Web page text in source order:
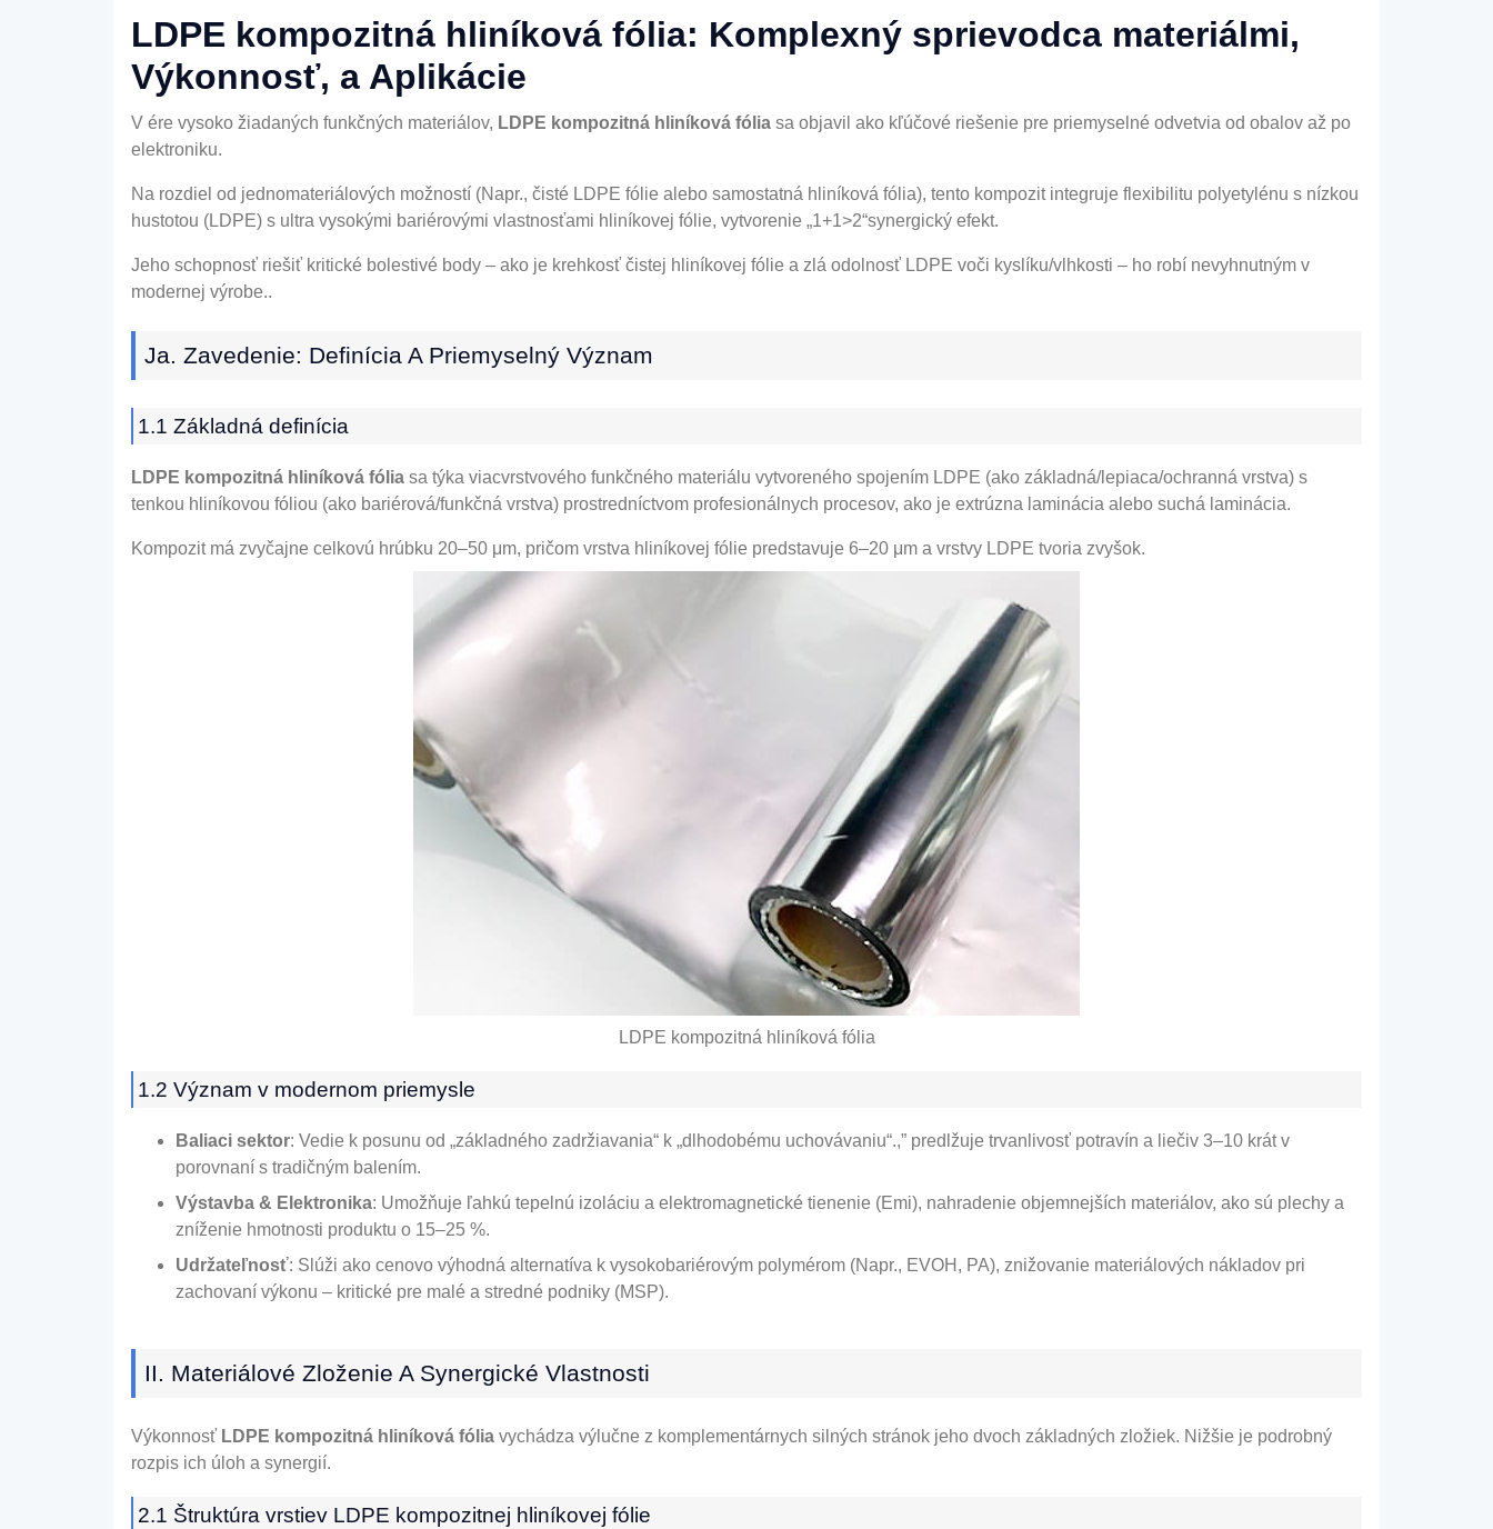
LDPE kompozitná hliníková fólia: Komplexný sprievodca materiálmi,
Výkonnosť, a Aplikácie
V ére vysoko žiadaných funkčných materiálov, LDPE kompozitná hliníková fólia sa objavil ako kľúčové riešenie pre priemyselné odvetvia od obalov až po
elektroniku.
Na rozdiel od jednomateriálových možností (Napr., čisté LDPE fólie alebo samostatná hliníková fólia), tento kompozit integruje flexibilitu polyetylénu s nízkou
hustotou (LDPE) s ultra vysokými bariérovými vlastnosťami hliníkovej fólie, vytvorenie „1+1>2“synergický efekt.
Jeho schopnosť riešiť kritické bolestivé body – ako je krehkosť čistej hliníkovej fólie a zlá odolnosť LDPE voči kyslíku/vlhkosti – ho robí nevyhnutným v
modernej výrobe..
Ja. Zavedenie: Definícia A Priemyselný Význam
1.1 Základná definícia
LDPE kompozitná hliníková fólia sa týka viacvrstvového funkčného materiálu vytvoreného spojením LDPE (ako základná/lepiaca/ochranná vrstva) s
tenkou hliníkovou fóliou (ako bariérová/funkčná vrstva) prostredníctvom profesionálnych procesov, ako je extrúzna laminácia alebo suchá laminácia.
Kompozit má zvyčajne celkovú hrúbku 20–50 μm, pričom vrstva hliníkovej fólie predstavuje 6–20 μm a vrstvy LDPE tvoria zvyšok.
LDPE kompozitná hliníková fólia
1.2 Význam v modernom priemysle
Baliaci sektor: Vedie k posunu od „základného zadržiavania“ k „dlhodobému uchovávaniu“.,” predlžuje trvanlivosť potravín a liečiv 3–10 krát v
porovnaní s tradičným balením.
Výstavba & Elektronika: Umožňuje ľahkú tepelnú izoláciu a elektromagnetické tienenie (Emi), nahradenie objemnejších materiálov, ako sú plechy a
zníženie hmotnosti produktu o 15–25 %.
Udržateľnosť: Slúži ako cenovo výhodná alternatíva k vysokobariérovým polymérom (Napr., EVOH, PA), znižovanie materiálových nákladov pri
zachovaní výkonu – kritické pre malé a stredné podniky (MSP).
II. Materiálové Zloženie A Synergické Vlastnosti
Výkonnosť LDPE kompozitná hliníková fólia vychádza výlučne z komplementárnych silných stránok jeho dvoch základných zložiek. Nižšie je podrobný
rozpis ich úloh a synergií.
2.1 Štruktúra vrstiev LDPE kompozitnej hliníkovej fólie